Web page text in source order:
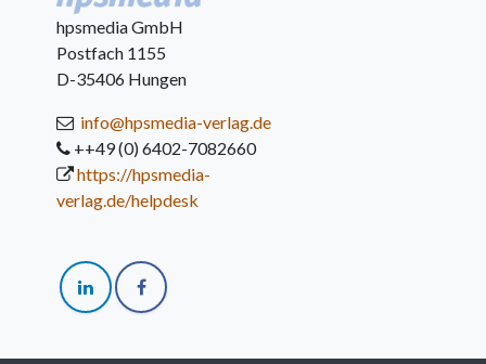
hpsmedia GmbH
Postfach 1155
D-35406 Hungen
info@hpsmedia-verlag.de
++49 (0) 6402-7082660
https://hpsmedia-
verlag.de/helpdesk